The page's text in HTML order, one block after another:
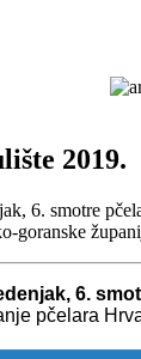
2019.
6. smotre
goranske
6.
pčelara